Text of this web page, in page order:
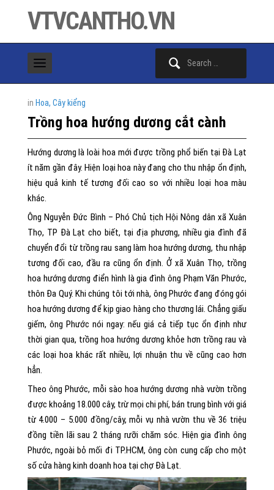
VTVCANTHO.VN
in Hoa, Cây kiểng
Trồng hoa hướng dương cắt cành
Hướng dương là loài hoa mới được trồng phổ biến tại Đà Lạt
ít năm gần đây. Hiện loại hoa này đang cho thu nhập ổn định,
hiệu quả kinh tế tương đối cao so với nhiều loại hoa màu
khác.
Ông Nguyễn Đức Bình – Phó Chủ tịch Hội Nông dân xã Xuân
Thọ, TP Đà Lạt cho biết, tại địa phương, nhiều gia đình đã
chuyển đổi từ trồng rau sang làm hoa hướng dương, thu nhập
tương đối cao, đầu ra cũng ổn định. Ở xã Xuân Thọ, trồng
hoa hướng dương điển hình là gia đình ông Phạm Văn Phước,
thôn Đa Quý. Khi chúng tôi tới nhà, ông Phước đang đóng gói
hoa hướng dương để kịp giao hàng cho thương lái. Chẳng giấu
giếm, ông Phước nói ngay: nếu giá cả tiếp tục ổn định như
thời gian qua, trồng hoa hướng dương khỏe hơn trồng rau và
các loại hoa khác rất nhiều, lợi nhuận thu về cũng cao hơn
hẳn.
Theo ông Phước, mỗi sào hoa hướng dương nhà vườn trồng
được khoảng 18.000 cây, trừ mọi chi phí, bán trung bình với giá
từ 4.000 – 5.000 đồng/cây, mỗi vụ nhà vườn thu về 36 triệu
đồng tiền lãi sau 2 tháng rưỡi chăm sóc. Hiện gia đình ông
Phước, ngoài bỏ mối đi TP.HCM, ông còn cung cấp cho một
số cửa hàng kinh doanh hoa tại chợ Đà Lạt.